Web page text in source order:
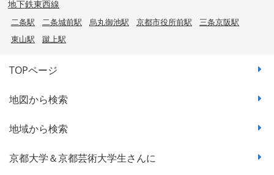
地下鉄東西線
二条駅 二条城前駅 烏丸御池駅 京都市役所前駅
三条京阪駅
東山駅
蹴上駅
TOPページ
地図から検索
地域から検索
京都大学＆京都芸術大学生さんに